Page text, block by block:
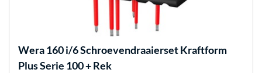
Wera160 i/6 Schroevendraaierset Kraftform
Plus Serie 100 + Rek